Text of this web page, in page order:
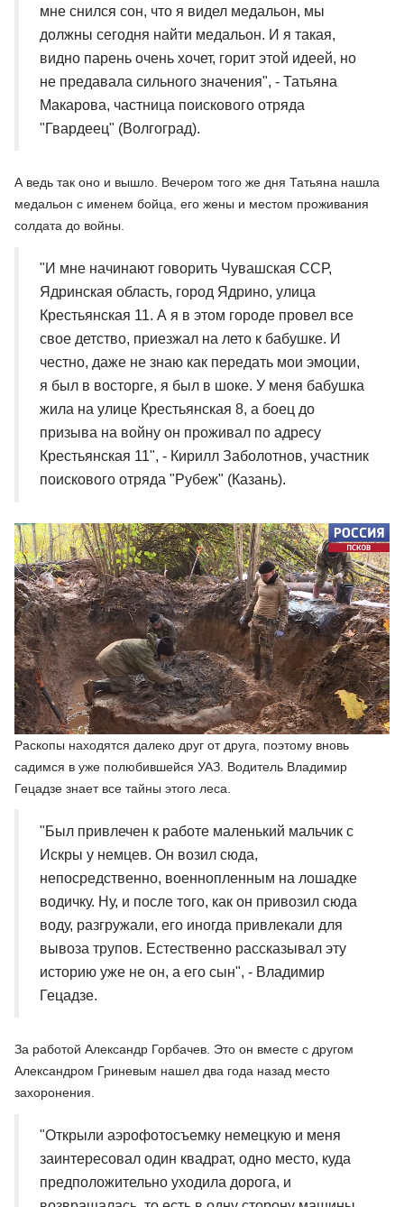
мне снился сон, что я видел медальон, мы
должны сегодня найти медальон. И я такая,
видно парень очень хочет, горит этой идеей, но
не предавала сильного значения", - Татьяна
Макарова, частница поискового отряда
"Гвардеец" (Волгоград).
А ведь так оно и вышло. Вечером того же дня Татьяна нашла
медальон с именем бойца, его жены и местом проживания
солдата до войны.
"И мне начинают говорить Чувашская ССР,
Ядринская область, город Ядрино, улица
Крестьянская 11. А я в этом городе провел все
свое детство, приезжал на лето к бабушке. И
честно, даже не знаю как передать мои эмоции,
я был в восторге, я был в шоке. У меня бабушка
жила на улице Крестьянская 8, а боец до
призыва на войну он проживал по адресу
Крестьянская 11", - Кирилл Заболотнов, участник
поискового отряда "Рубеж" (Казань).
Раскопы находятся далеко друг от друга, поэтому вновь
садимся в уже полюбившейся УАЗ. Водитель Владимир
Гецадзе знает все тайны этого леса.
"Был привлечен к работе маленький мальчик с
Искры у немцев. Он возил сюда,
непосредственно, военнопленным на лошадке
водичку. Ну, и после того, как он привозил сюда
воду, разгружали, его иногда привлекали для
вывоза трупов. Естественно рассказывал эту
историю уже не он, а его сын", - Владимир
Гецадзе.
За работой Александр Горбачев. Это он вместе с другом
Александром Гриневым нашел два года назад место
захоронения.
"Открыли аэрофотосъемку немецкую и меня
заинтересовал один квадрат, одно место, куда
предположительно уходила дорога, и